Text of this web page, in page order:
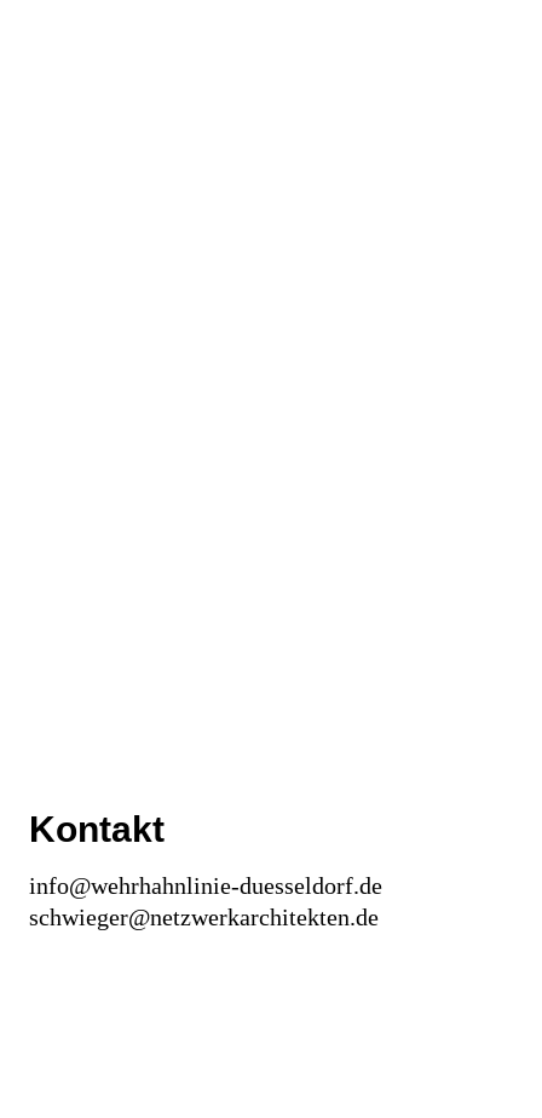
Kontakt
info@wehrhahnlinie-duesseldorf.de
schwieger@netzwerkarchitekten.de